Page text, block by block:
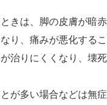
きは、脚の皮膚が暗
り、痛みが悪化する
治りにくくなり、壊
が多い場合などは無